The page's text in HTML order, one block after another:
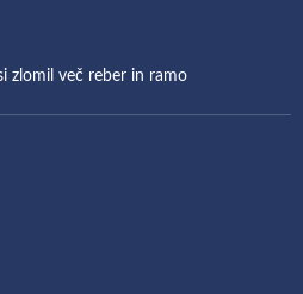
zlomil več reber in ramo